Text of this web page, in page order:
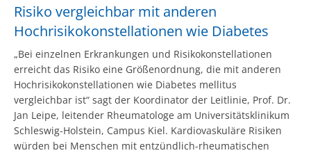
Risiko vergleichbar mit anderen
Hochrisikokonstellationen wie Diabetes
„Bei einzelnen Erkrankungen und Risikokonstellationen
erreicht das Risiko eine Größenordnung, die mit anderen
Hochrisikokonstellationen wie Diabetes mellitus
vergleichbar ist“ sagt der Koordinator der Leitlinie, Prof. Dr.
Jan Leipe, leitender Rheumatologe am Universitätsklinikum
Schleswig-Holstein, Campus Kiel. Kardiovaskuläre Risiken
würden bei Menschen mit entzündlich-rheumatischen